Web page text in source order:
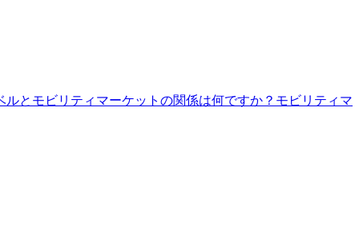
ルとモビリティマーケットの関係は何ですか？ モビリティマ